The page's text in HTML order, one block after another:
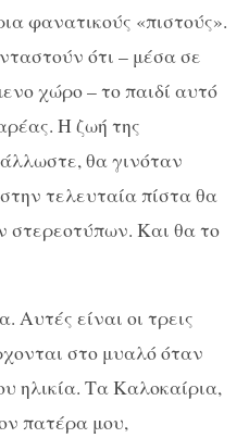
φανατικούς «πιστούς».
ότι – μέσα σε
χώρο – το παιδί αυτό
Η ζωή της
θα γινόταν
τελευταία πίστα θα
στερεοτύπων. Και θα το
είναι οι τρεις
στο μυαλό όταν
ηλικία. Τα Καλοκαίρια,
πατέρα μου,